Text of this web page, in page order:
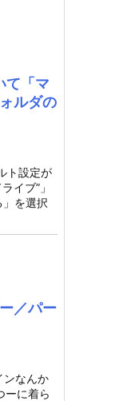
て「マ
ルダの
ト設定が
イブ”」
を選択
／パー
ンなんか
ーに着ら